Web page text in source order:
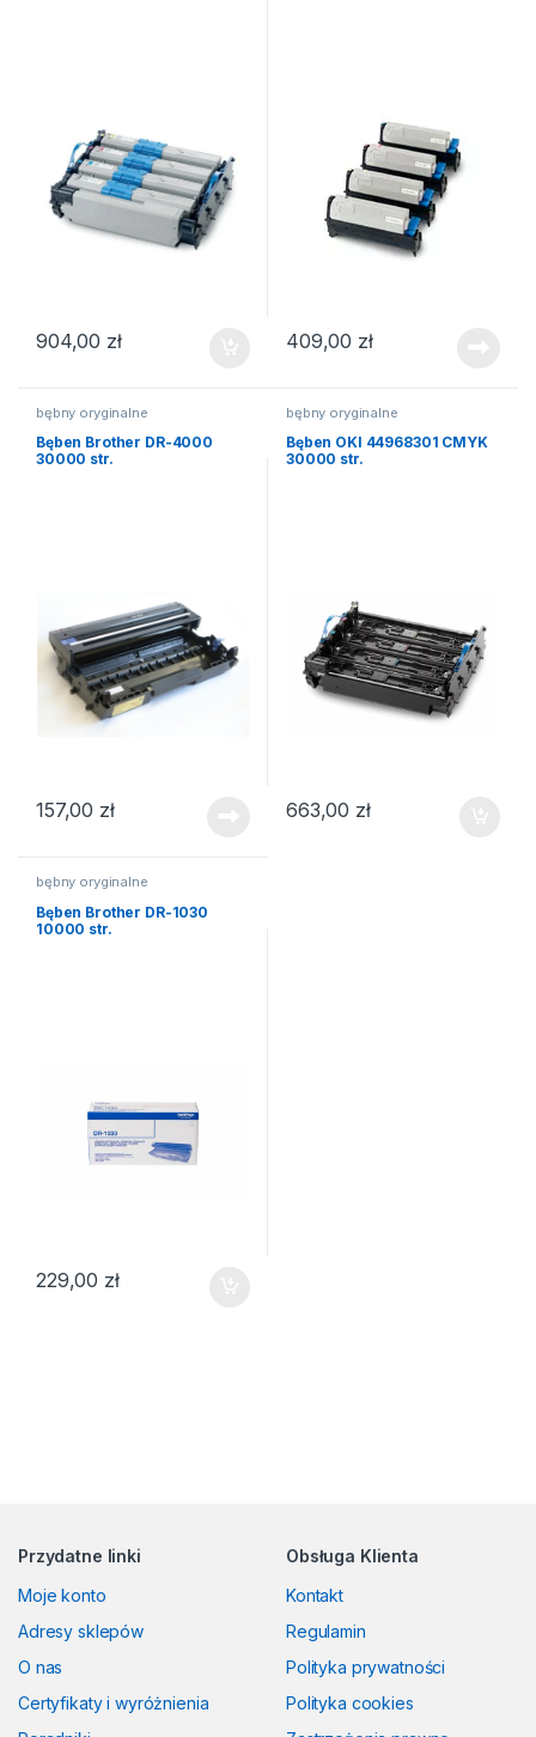
904,00 zł 409,00 zł
bębny oryginalne
Bęben Brother DR-4000
30000 str.
157,00 zł
bębny oryginalne
Bęben OKI 44968301 CMYK
30000 str.
663,00 zł
bębny oryginalne
Bęben Brother DR-1030
10000 str.
229,00 zł
Przydatne linki
Moje konto
Adresy sklepów
O nas
Certyfikaty i wyróżnienia
Obsługa Klienta
Kontakt
Regulamin
Polityka prywatności
Polityka cookies